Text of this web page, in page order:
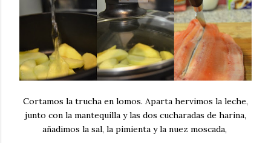
Cortamos la trucha en lomos. Aparta hervimos la leche,
junto con la mantequilla y las dos cucharadas de harina,
añadimos la sal, la pimienta y la nuez moscada,